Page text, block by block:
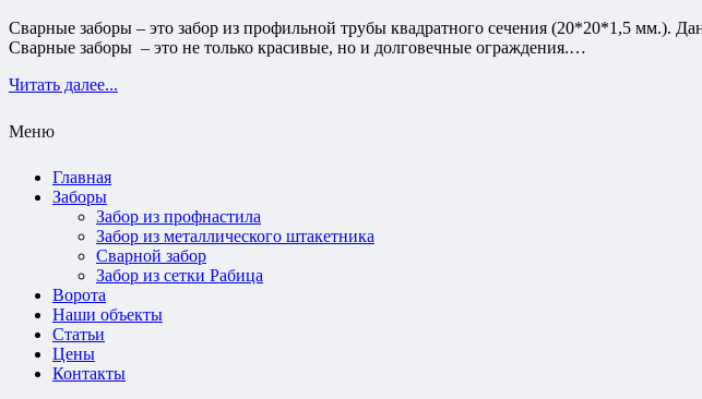
Сварные заборы – это забор из профильной трубы квадратного сечения (20*20*1,5 мм.).
Сварные заборы – это не только красивые, но и долговечные ограждения.…
Читать далее...
Меню
Главная
Заборы
Забор из профнастила
Забор из металлического штакетника
Сварной забор
Забор из сетки Рабица
Ворота
Наши объекты
Статьи
Цены
Контакты